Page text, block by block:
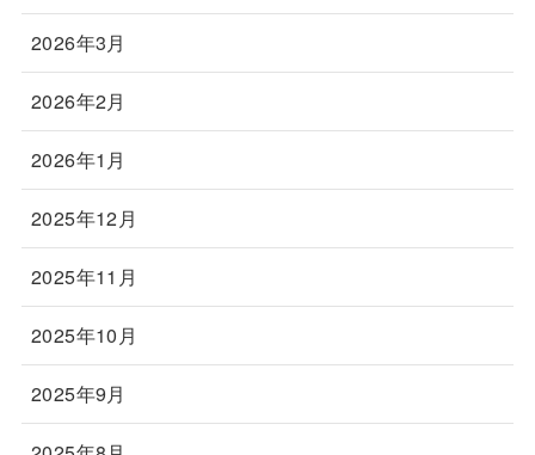
2026年3月
2026年2月
2026年1月
2025年12月
2025年11月
2025年10月
2025年9月